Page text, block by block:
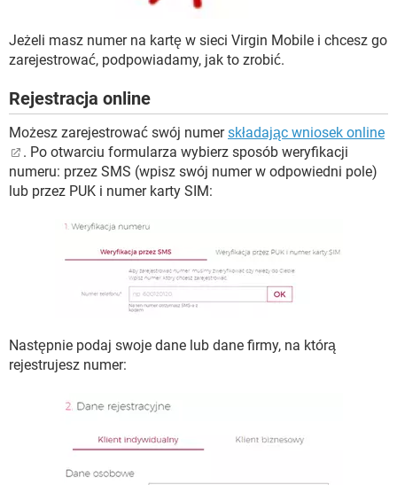
Jeżeli masz numer na kartę w sieci Virgin Mobile i chcesz go
zarejestrować, podpowiadamy, jak to zrobić.
Rejestracja online
Możesz zarejestrować swój numerskładając wniosek online
. Po otwarciu formularza wybierz sposób weryfikacji
numeru: przez SMS (wpisz swój numer w odpowiedni pole)
lub przez PUK i numer karty SIM:
Następnie podaj swoje dane lub dane firmy, na którą
rejestrujesz numer: